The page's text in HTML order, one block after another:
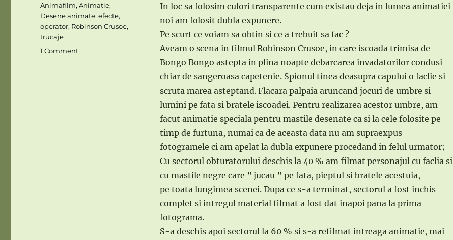
In loc sa folosim culori transparente cum existau deja in lumea animatiei
noi am folosit dubla expunere.
Pe scurt ce voiam sa obtin si ce a trebuit sa fac ?
Aveam o scena in filmul Robinson Crusoe, in care iscoada trimisa de
Bongo Bongo astepta in plina noapte debarcarea invadatorilor condusi
chiar de sangeroasa capetenie. Spionul tinea deasupra capului o faclie si
scruta marea asteptand. Flacara palpaia aruncand jocuri de umbre si
lumini pe fata si bratele iscoadei. Pentru realizarea acestor umbre, am
facut animatie speciala pentru mastile desenate ca si la cele folosite pe
timp de furtuna, numai ca de aceasta data nu am supraexpus
fotogramele ci am apelat la dubla expunere procedand in felul urmator;
Cu sectorul obturatorului deschis la 40 % am filmat personajul cu faclia si
cu mastile negre care ” jucau ” pe fata, pieptul si bratele acestuia,
pe toata lungimea scenei. Dupa ce s-a terminat, sectorul a fost inchis
complet si intregul material filmat a fost dat inapoi pana la prima
fotograma.
S-a deschis apoi sectorul la 60 % si s-a refilmat intreaga animatie, mai
Tags
Animafilm,Animatie,
Desene animate,efecte,
operator, Robinson Crusoe,
trucaje
1 Commenton